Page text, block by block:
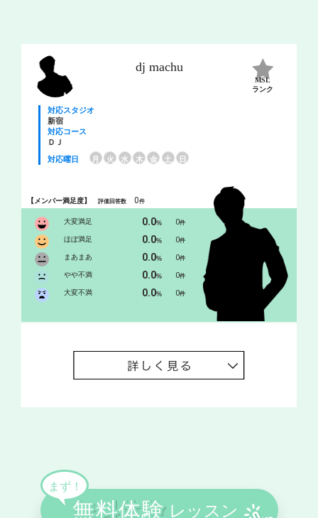
dj machu
MSL
ランク
対応スタジオ
新宿
対応コース
ＤＪ
対応曜日
月 火 水 木 金 土 日
【メンバー満足度】評価回答数 0件
大変満足 0.0% 0件
ほぼ満足 0.0% 0件
まあまあ 0.0% 0件
やや不満 0.0% 0件
大変不満 0.0% 0件